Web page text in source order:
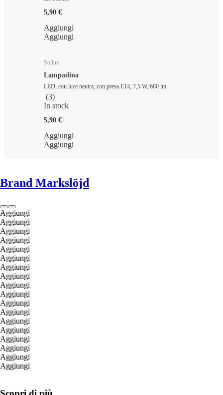
5,90 €
Aggiungi
Aggiungi
Sollux
Lampadina
LED, con luce neutra, con presa E14, 7,5 W, 680 lm
(3)
In stock
5,90 €
Aggiungi
Aggiungi
Brand Markslöjd
Aggiungi
Aggiungi
Aggiungi
Aggiungi
Aggiungi
Aggiungi
Aggiungi
Aggiungi
Aggiungi
Aggiungi
Aggiungi
Aggiungi
Aggiungi
Aggiungi
Aggiungi
Aggiungi
Aggiungi
Aggiungi